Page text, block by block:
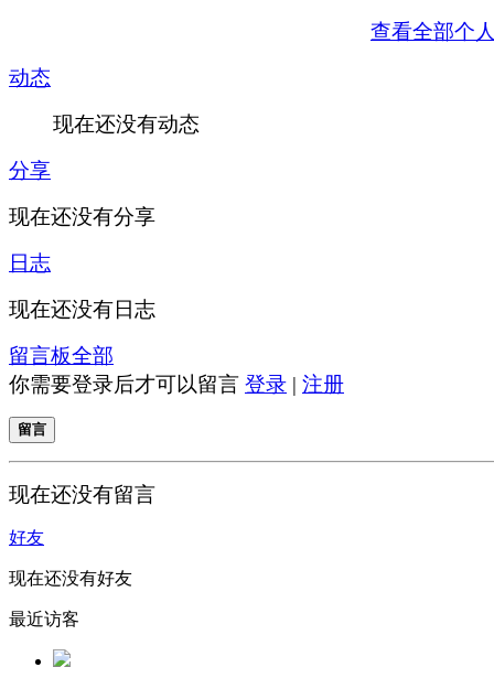
查看全部个
动态
现在还没有动态
分享
现在还没有分享
日志
现在还没有日志
留言板全部
你需要登录后才可以留言 登录 | 注册
留言
现在还没有留言
好友
现在还没有好友
最近访客